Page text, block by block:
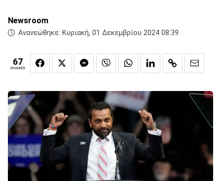
Newsroom
Ανανεώθηκε: Κυριακή, 01 Δεκεμβρίου 2024 08:39
67
SHARES